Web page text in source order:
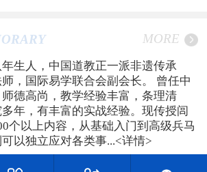
MORE
生人，中国道教正一派非遗传承
，国际易学联合会副会长。 曾任中
德高尚，教学经验丰富，条理清
年，有丰富的实战经验。现传授闾
个以上内容，从基础入门到高级兵马
以独立应对各类事...<详情>